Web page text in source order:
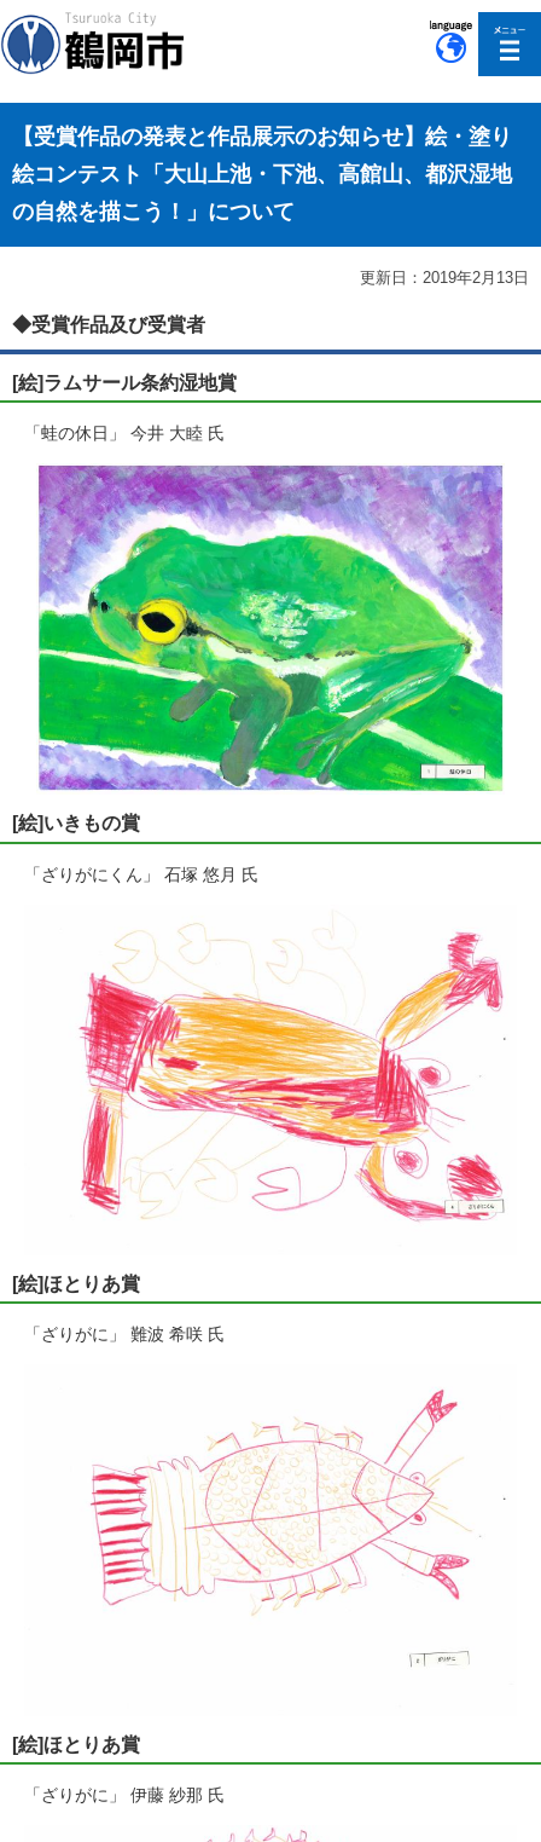
【受賞作品の発表と作品展示のお知らせ】絵・塗り
絵コンテスト「大山上池・下池、高館山、都沢湿地
の自然を描こう！」について
更新日：2019年2月13日
◆受賞作品及び受賞者
[絵]ラムサール条約湿地賞
「蛙の休日」 今井 大睦 氏
[絵]いきもの賞
「ざりがにくん」 石塚 悠月 氏
[絵]ほとりあ賞
「ざりがに」 難波 希咲 氏
[絵]ほとりあ賞
「ざりがに」 伊藤 紗那 氏